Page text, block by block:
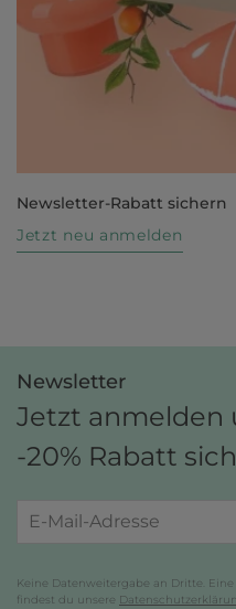
Newsletter-Rabatt sichern
Jetzt neu anmelden
Newsletter
Jetzt anmelden
-20% Rabatt
Keine Datenweitergabe an Dritte.
findest du unsere